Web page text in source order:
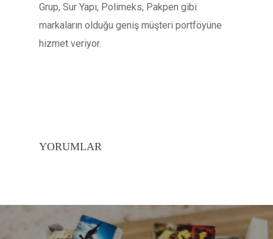
Grup, Sur Yapı, Polimeks, Pakpen gibi
markaların olduğu geniş müşteri portföyüne
hizmet veriyor.
YORUMLAR